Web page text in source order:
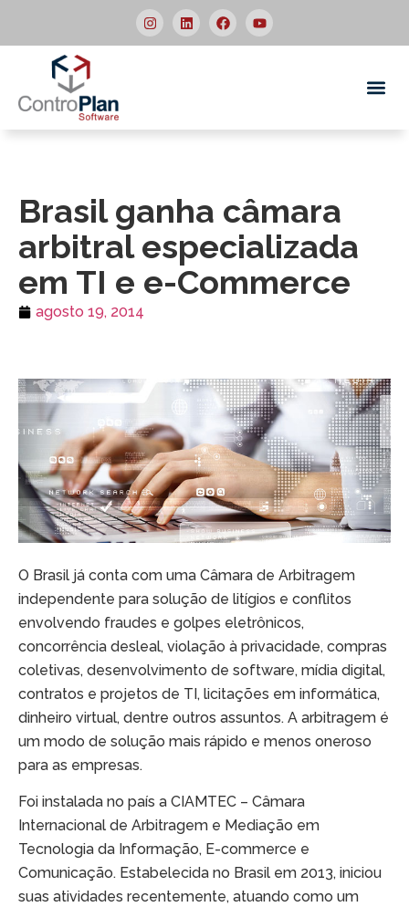
Brasil ganha câmara
arbitral especializada
em TI e e-Commerce
agosto 19, 2014
O Brasil já conta com uma Câmara de Arbitragem
independente para solução de litígios e conflitos
envolvendo fraudes e golpes eletrônicos,
concorrência desleal, violação à privacidade, compras
coletivas, desenvolvimento de software, mídia digital,
contratos e projetos de TI, licitações em informática,
dinheiro virtual, dentre outros assuntos. A arbitragem é
um modo de solução mais rápido e menos oneroso
para as empresas.
Foi instalada no país a CIAMTEC – Câmara
Internacional de Arbitragem e Mediação em
Tecnologia da Informação, E-commerce e
Comunicação. Estabelecida no Brasil em 2013, iniciou
suas atividades recentemente, atuando como um